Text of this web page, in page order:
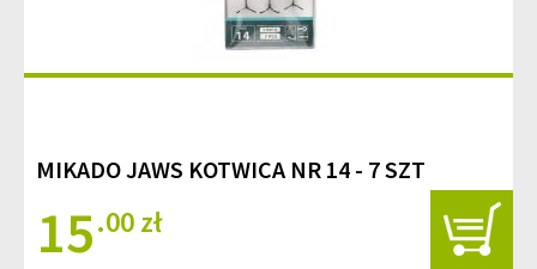
MIKADO JAWS KOTWICA NR 14 - 7 SZT
15.00 zł